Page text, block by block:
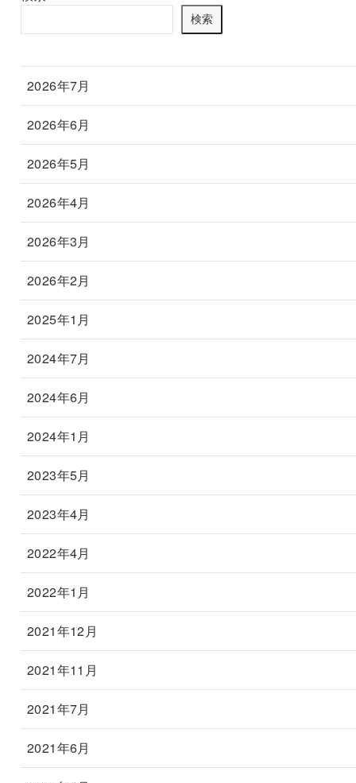
検索
2026年7月
2026年6月
2026年5月
2026年4月
2026年3月
2026年2月
2025年1月
2024年7月
2024年6月
2024年1月
2023年5月
2023年4月
2022年4月
2022年1月
2021年12月
2021年11月
2021年7月
2021年6月